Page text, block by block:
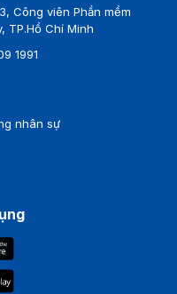
Công viên Phần mềm
TP.Hồ Chí Minh
1991
nhân sự